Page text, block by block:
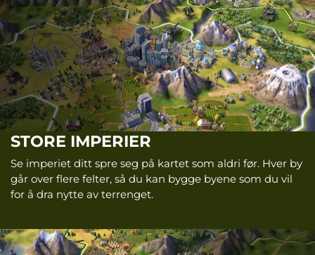
STORE IMPERIER
Se imperiet ditt spre seg på kartet som aldri før. Hver by
går over flere felter, så du kan bygge byene som du vil
for å dra nytte av terrenget.